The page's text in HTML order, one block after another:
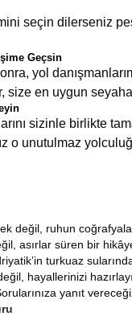
seçin dilerseniz
Geçsin
yol
size en uygun
sizinle birlikte
o unutulmaz
değil, ruhun
asırlar süren bir
turkuaz
hayallerinizi
yanıt